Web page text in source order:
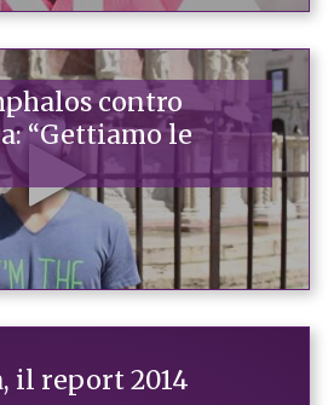
contro
“Gettiamo le
il report 2014